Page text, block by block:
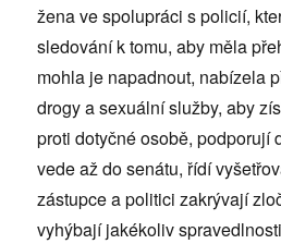
žena ve spolupráci s policií,
sledování k tomu, aby měla
mohla je napadnout, nabízela
drogy a sexuální služby, aby
proti dotyčné osobě, podporují
vede až do senátu, řídí
zástupce a politici zakrývají
vyhýbají jakékoliv